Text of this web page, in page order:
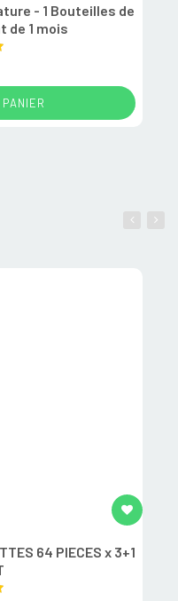
- 1 Bouteilles de
de 1 mois
64 PIECES x 3+1